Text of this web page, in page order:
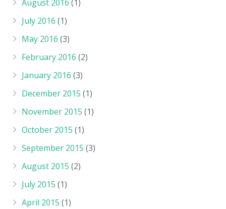
August 2016 (1)
July 2016 (1)
May 2016 (3)
February 2016 (2)
January 2016 (3)
December 2015 (1)
November 2015 (1)
October 2015 (1)
September 2015 (3)
August 2015 (2)
July 2015 (1)
April 2015 (1)